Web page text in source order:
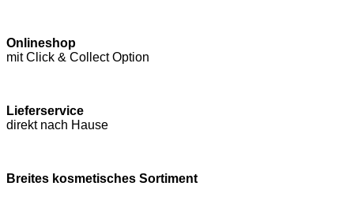
Onlineshop
mit Click & Collect Option
Lieferservice
direkt nach Hause
Breites kosmetisches Sortiment